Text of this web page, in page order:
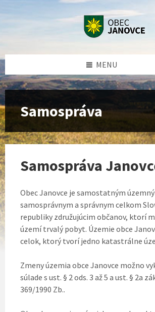
na
na
na
MENU
Samospráva
Samospráva
Obec Janovce je samostatným
samosprávnym a správnym celkom
republiky združujúcim občanov, ktorí
území trvalý pobyt. Územie obce
celok, ktorý tvorí jedno katastrálne
Zmeny územia obce Janovce možno
súlade s ust. § 2 ods. 3 až 5 a ust. § 2a
369/1990 Zb..